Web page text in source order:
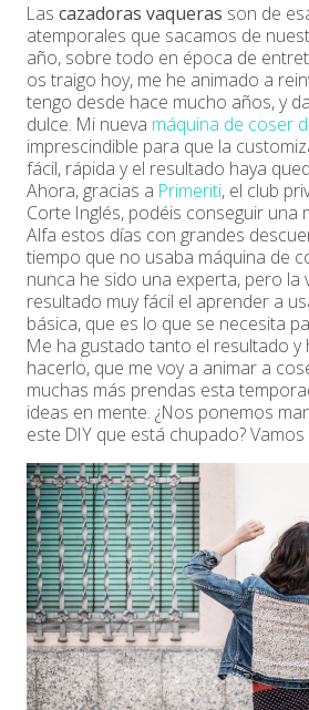
Las cazadoras vaqueras son de
atemporales que sacamos de
año, sobre todo en época de
os traigo hoy, me he animado a
tengo desde hace mucho años, y
dulce. Mi nueva máquina de coser
imprescindible para que la
fácil, rápida y el resultado haya
Ahora, gracias a Primeriti, el club
Corte Inglés, podéis conseguir una
Alfa estos días con grandes
tiempo que no usaba máquina de
nunca he sido una experta, pero la
resultado muy fácil el aprender a
básica, que es lo que se necesita
Me ha gustado tanto el resultado y
hacerlo, que me voy a animar a
muchas más prendas esta
ideas en mente. ¿Nos ponemos
este DIY que está chupado?